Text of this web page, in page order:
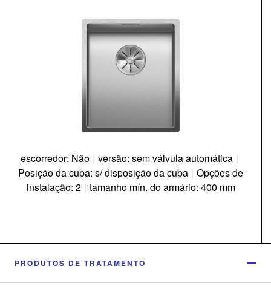
escorredor: Não | versão: sem válvula automática |
Posição da cuba: s/ disposição da cuba | Opções de
instalação: 2 | tamanho mín. do armário: 400 mm
PRODUTOS DE TRATAMENTO